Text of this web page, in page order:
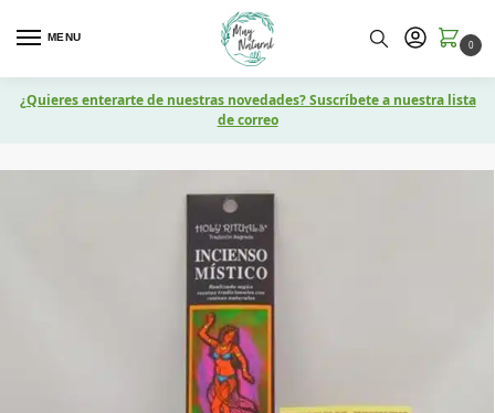
MENU
0
¿Quieres enterarte de nuestras novedades? Suscríbete a nuestra lista
de correo